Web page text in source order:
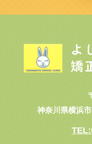
神奈川県横浜